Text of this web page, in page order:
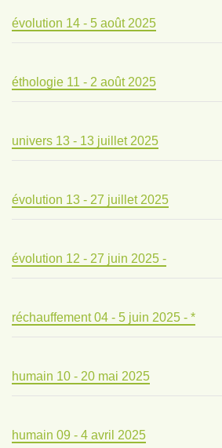
évolution 14 - 5 août 2025
éthologie 11 - 2 août 2025
univers 13 - 13 juillet 2025
évolution 13 - 27 juillet 2025
évolution 12 - 27 juin 2025 -
réchauffement 04 - 5 juin 2025 - *
humain 10 - 20 mai 2025
humain 09 - 4 avril 2025